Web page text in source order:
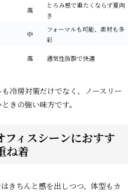
高
とろみ感で重たくならず夏向
き
中
フォーマルも可能、素材も多
彩
高 通気性抜群で快適
冷房対策だけでなく、ノースリー
きの強い味方です。
フィスシーンにおすす
ね着
きちんと感を出しつつ、体型もカ